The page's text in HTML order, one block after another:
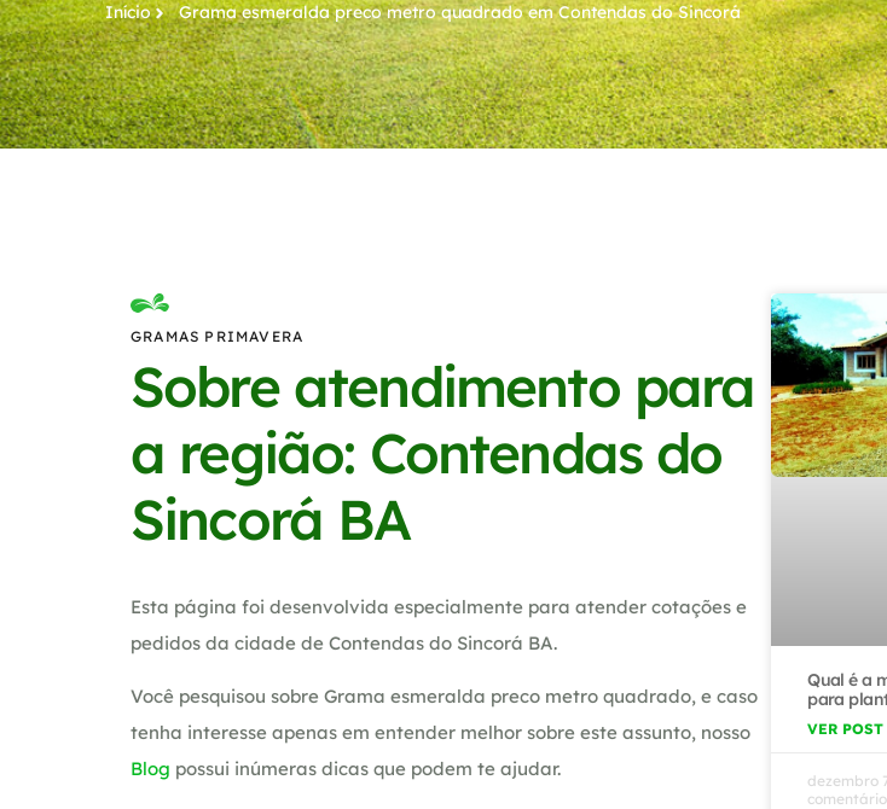
Início Grama esmeralda preco metro quadrado​ em Contendas do Sincorá
GRAMAS PRIMAVERA
Sobre atendimento para
a região: Contendas do
Sincorá BA
Esta página foi desenvolvida especialmente para atender cotações e
pedidos da cidade de Contendas do Sincorá BA.
Você pesquisou sobre Grama esmeralda preco metro quadrado, e caso
tenha interesse apenas em entender melhor sobre este assunto, nosso
Blog possui inúmeras dicas que podem te ajudar.
Qual é a
para
VER POST
dezembro
comentário